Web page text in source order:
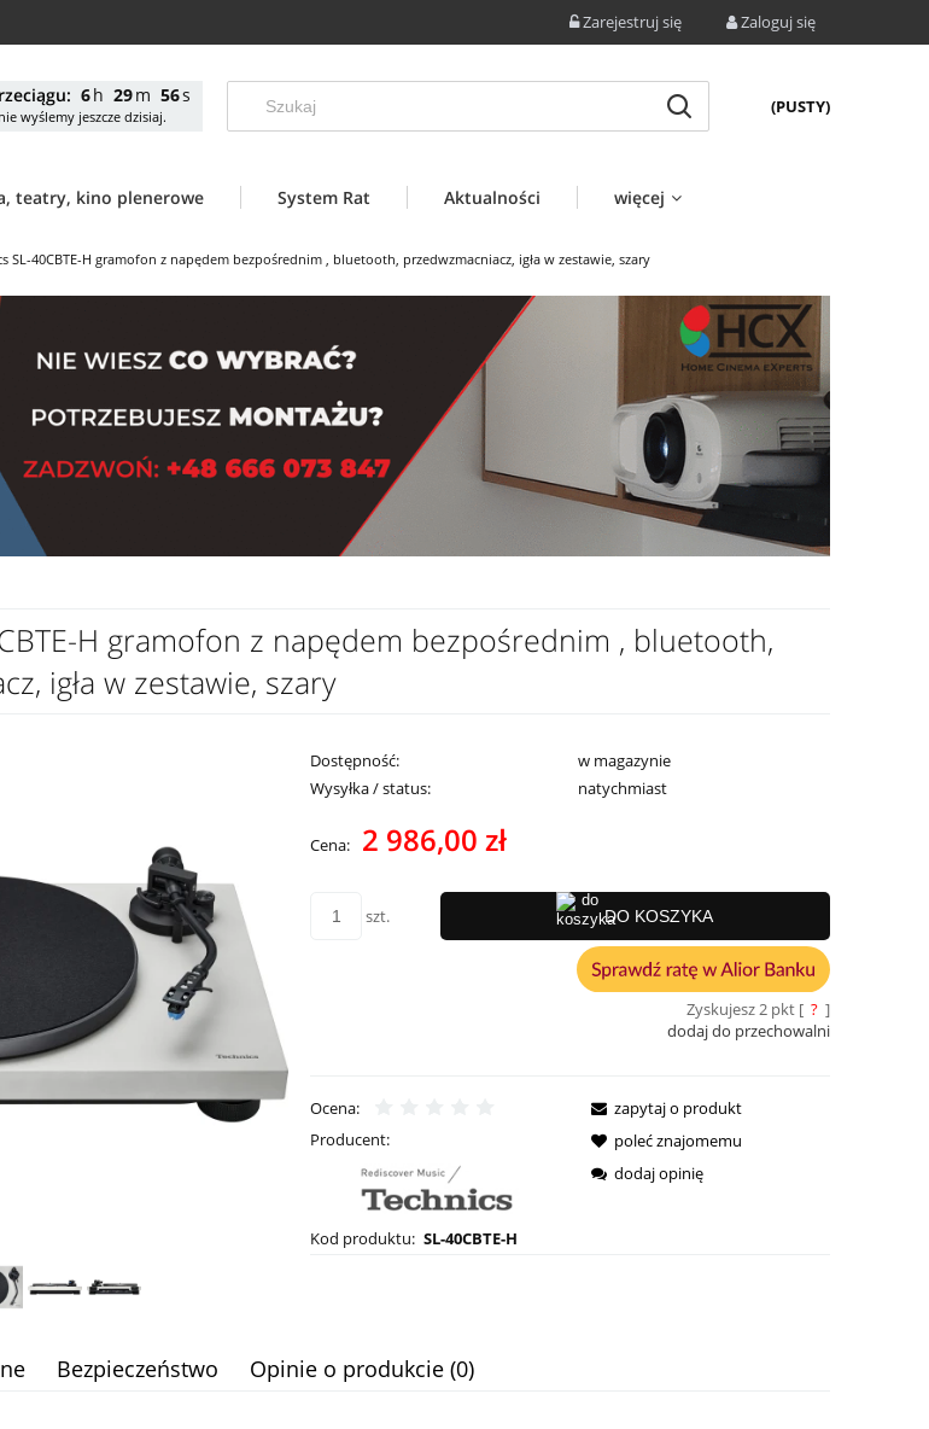
Zarejestruj się Zaloguj się
(PUSTY)
6 29 54
wyślemy jeszcze dzisiaj.
teatry, kino plenerowe System Rat Aktualności więcej
SL-40CBTE-H gramofon z napędem bezpośrednim , bluetooth, przedwzmacniacz, igła w zestawie, szary
H gramofon z napędem bezpośrednim , bluetooth,
igła w zestawie, szary
Dostępność:
w magazynie
Wysyłka / status:
natychmiast
Cena: 2 986,00 zł
szt. DO KOSZYKA
Zyskujesz2pkt [ ? ]
dodaj do przechowalni
Ocena:
Producent:
Kod produktu: SL-40CBTE-H
zapytaj o produkt
poleć znajomemu
dodaj opinię
Bezpieczeństwo Opinie o produkcie (0)